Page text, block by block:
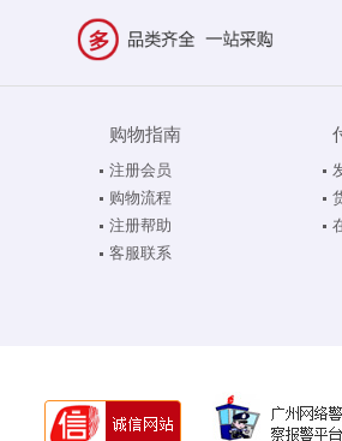
购物指南
注册会员
购物流程
注册帮助
客服联系